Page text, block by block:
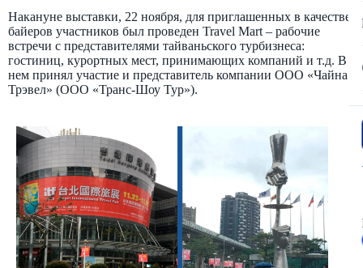
Накануне выставки, 22 ноября, для приглашенных в качестве
байеров участников был проведен Travel Mart – рабочие
встречи с представителями тайваньского турбизнеса:
гостиниц, курортных мест, принимающих компаний и т.д. В
нем принял участие и представитель компании ООО «Чайна
Трэвел» (ООО «Транс-Шоу Тур»).